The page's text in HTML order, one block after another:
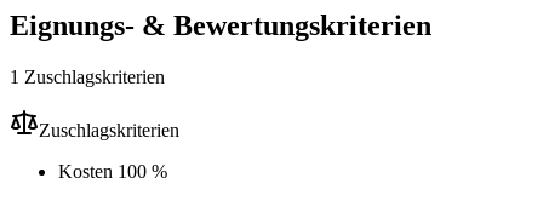
Eignungs- & Bewertungskriterien
1 Zuschlagskriterien
Zuschlagskriterien
Kosten 100 %